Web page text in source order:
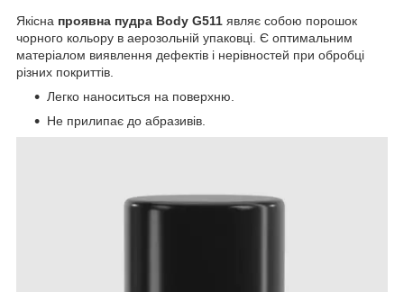
Якісна проявна пудра Body G511 являє собою порошок
чорного кольору в аерозольній упаковці. Є оптимальним
матеріалом виявлення дефектів і нерівностей при обробці
різних покриттів.
Легко наноситься на поверхню.
Не прилипає до абразивів.